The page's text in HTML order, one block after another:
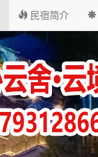
民宿简介